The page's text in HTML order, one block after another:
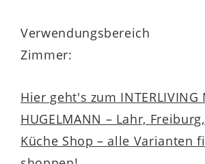
Verwendungsbereich
Zimmer:
Hier geht's zum INTERLIVING
HUGELMANN – Lahr,
Küche Shop – alle Varianten